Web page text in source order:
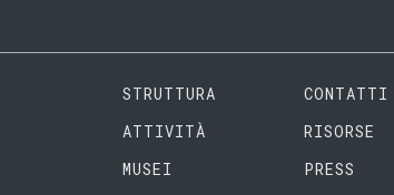
STRUTTURA
ATTIVITÀ
MUSEI
CONTATTI
RISORSE
PRESS